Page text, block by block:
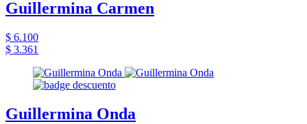
Guillermina Carmen
$ 6.100
$ 3.361
Guillermina Onda